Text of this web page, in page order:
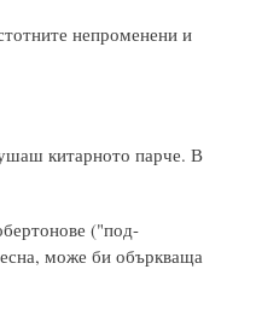
непроменени и
китарното парче. В
("под-
може би объркваща